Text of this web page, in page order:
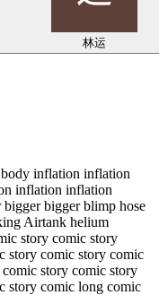
林运
inflation inflation
inflation inflation
bigger blimp hose
Airtank helium
story comic story
story comic story comic
story comic story
story comic long comic